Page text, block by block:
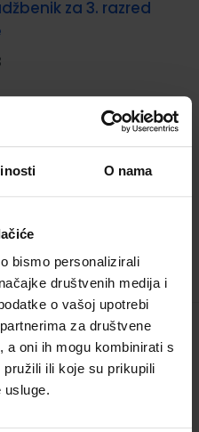
O nama
bismo personalizirali
društvenih medija i
o vašoj upotrebi
za društvene
a oni ih mogu kombinirati s
ili koje su prikupili
usluge.
za 3. razred
Registarski
18,60 €
udžbenik za 1.
škole